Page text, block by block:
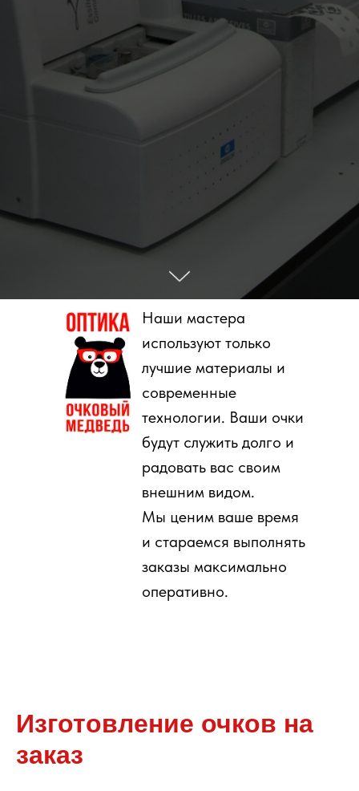
Наши мастера
используют только
лучшие материалы и
современные
технологии. Ваши очки
будут служить долго и
радовать вас своим
внешним видом.
Мы ценим ваше время
и стараемся выполнять
заказы максимально
оперативно.
Изготовление очков на
заказ